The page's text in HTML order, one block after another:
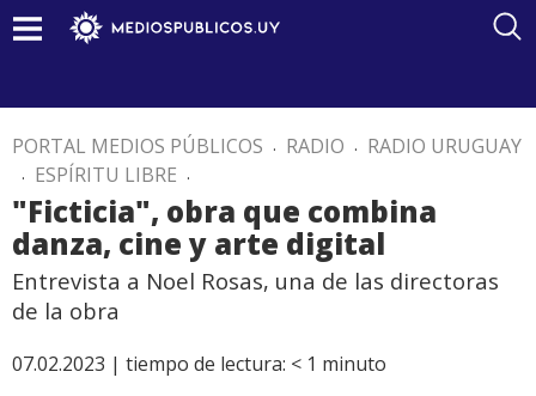
PORTAL MEDIOS PÚBLICOS . RADIO . RADIO URUGUAY
. ESPÍRITU LIBRE .
"Ficticia", obra que combina
danza, cine y arte digital
Entrevista a Noel Rosas, una de las directoras
de la obra
07.02.2023 | tiempo de lectura: < 1 minuto